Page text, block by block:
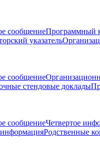
сообщениеПрограммный
указатель
сообщение
стендовые доклады
сообщениеЧетвертое
Родственные